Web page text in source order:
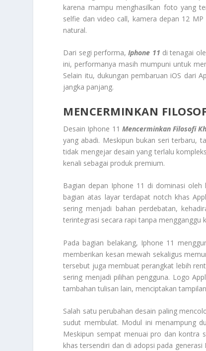
karena mampu menghasilkan foto yang
selfie dan video call, kamera depan 12
natural.
Dari segi performa,Iphone 11 di tenagai
ini, performanya masih mumpuni untuk
Selain itu, dukungan pembaruan iOS dari
jangka panjang.
MENCERMINKAN
Desain Iphone 11 Mencerminkan Filosofi
yang abadi. Meskipun bukan seri terbaru,
tidak mengejar desain yang terlalu
kenali sebagai produk premium.
Bagian depan Iphone 11 di dominasi
bagian atas layar terdapat notch khas
sering menjadi bahan perdebatan,
terintegrasi secara rapi tanpa mengganggu
Pada bagian belakang, Iphone 11
memberikan kesan mewah sekaligus
tersebut juga membuat perangkat lebih
sering menjadi pilihan pengguna. Logo
tambahan tulisan lain, menciptakan
Salah satu perubahan desain paling
sudut membulat. Modul ini menampung
Meskipun sempat menuai pro dan kontra
khas tersendiri dan di adopsi pada